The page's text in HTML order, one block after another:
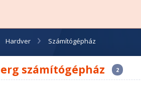
Hardver Számítógépház
számítógépház 2